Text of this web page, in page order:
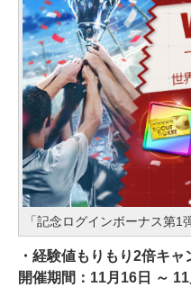
「記念ログインボーナス第1
・経験値もりもり2倍キャ
開催期間：11月16日 ～